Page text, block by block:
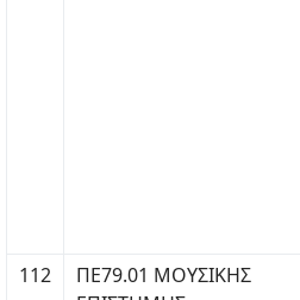
112
ΠΕ79.01 ΜΟΥΣΙΚΗΣ